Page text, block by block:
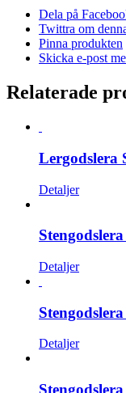
Dela på
Twittra om
Pinna produkten
Skicka e-post
Relaterade
Lergodslera
Detaljer
Detaljer
Detaljer